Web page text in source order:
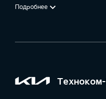
Подробнее